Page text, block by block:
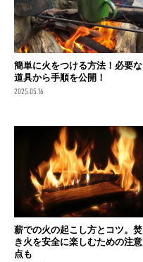
簡単に火をつける方法！必要な
道具から手順を公開！
2025.05.16
薪での火の起こし方とコツ。焚
き火を安全に楽しむための注意
点も